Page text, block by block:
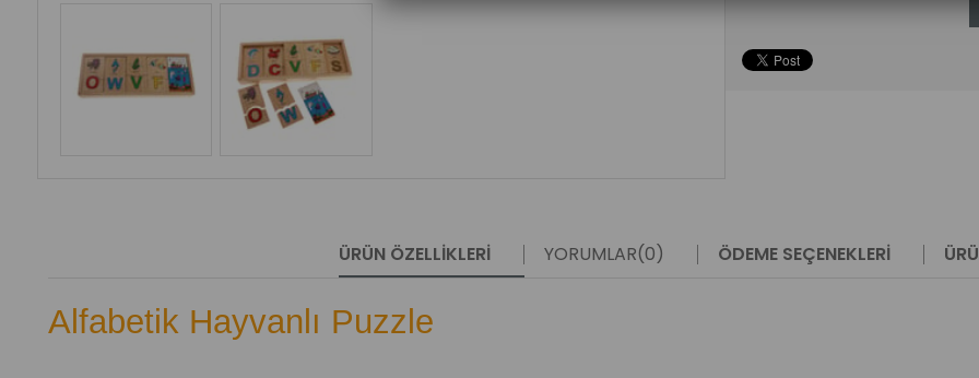
ÜRÜN ÖZELLIKLERI YORUMLAR(0) ÖDEME SEÇENEKLERI
Alfabetik Hayvanlı Puzzle